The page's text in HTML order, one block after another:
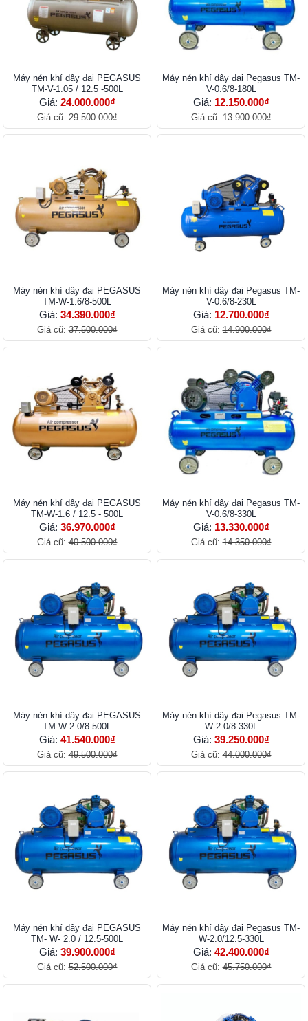
Máy nén khí dây đai PEGASUS
TM-V-1.05 / 12.5 -500L
Giá: 24.000.000₫
Giá cũ:29.500.000₫
Máy nén khí dây đai Pegasus TM-
V-0.6/8-180L
Giá: 12.150.000₫
Giá cũ:13.900.000₫
Máy nén khí dây đai PEGASUS
TM-W-1.6/8-500L
Giá: 34.390.000₫
Giá cũ:37.500.000₫
Máy nén khí dây đai Pegasus TM-
V-0.6/8-230L
Giá: 12.700.000₫
Giá cũ:14.900.000₫
Máy nén khí dây đai PEGASUS
TM-W-1.6 / 12.5 - 500L
Giá: 36.970.000₫
Giá cũ:40.500.000₫
Máy nén khí dây đai Pegasus TM-
V-0.6/8-330L
Giá: 13.330.000₫
Giá cũ:14.350.000₫
Máy nén khí dây đai PEGASUS
TM-W-2.0/8-500L
Giá: 41.540.000₫
Giá cũ:49.500.000₫
Máy nén khí dây đai Pegasus TM-
W-2.0/8-330L
Giá: 39.250.000₫
Giá cũ:44.000.000₫
Máy nén khí dây đai PEGASUS
TM- W- 2.0 / 12.5-500L
Giá: 39.900.000₫
Giá cũ:52.500.000₫
Máy nén khí dây đai Pegasus TM-
W-2.0/12.5-330L
Giá: 42.400.000₫
Giá cũ:45.750.000₫